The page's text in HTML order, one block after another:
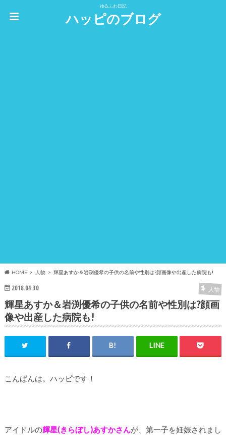
ゆるふわ日記
ハッピのブログ
HOME 人物 輝星あすか＆岩渕優希の子供の名前や性別は?顔画像や出産した病院も!
2018.04.30 人物
輝星あすか＆岩渕優希の子供の名前や性別は?顔画
像や出産した病院も!
こんばんは。ハッピです！
アイドルの輝星(きらぼし)あすかさんが、第一子を妊娠されまし